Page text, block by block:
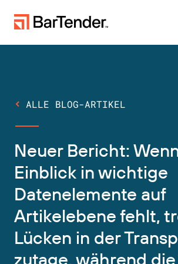
ETIKETTIERUNG, MARKIERUNG
BarTender-
ETIKETTIERFUNKTIONEN
Gestalten
Lösungen
NACH ANWENDUNGSFALL
Produktion
Lager
Einzelhandel
Transport und Logistik
Druckertreiber
Support-Pläne
Partner
Partner werden
Support
Support-Center
ALLE BLOG-ARTIKEL
Neuer Bericht:
Einblick in wichtige
Datenelemente auf
Artikelebene fehlt,
Lücken in der
zutage, während die